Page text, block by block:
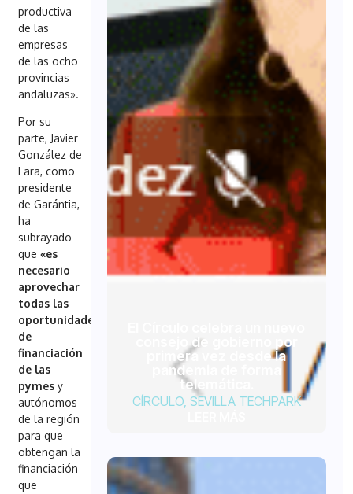
productiva
de las
empresas
de las ocho
provincias
andaluzas».
Por su
parte, Javier
González de
Lara, como
presidente
de Garántia,
ha
subrayado
que«es
necesario
aprovechar
todas las
oportunidades
de
financiación
de las
pymes y
autónomos
de la región
para que
obtengan la
financiación
que
consejo de gobierno por
primera vez desde la
pandemia de forma
telemática.
CÍRCULO, SEVILLA TECHPARK